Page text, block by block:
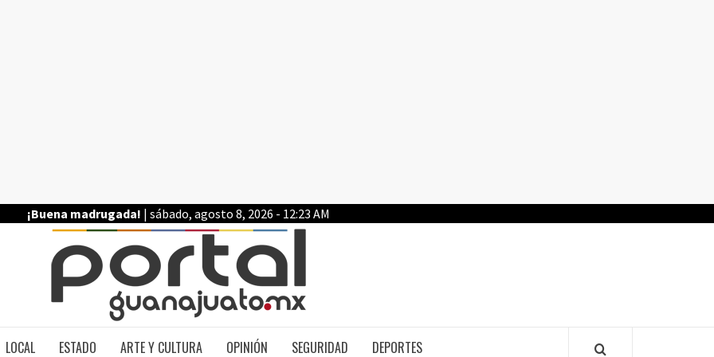
¡Buena madrugada! | sábado, agosto 8, 2026 - 12:23 AM
LOCAL ESTADO ARTE Y CULTURA OPINIÓN SEGURIDAD DEPORTES